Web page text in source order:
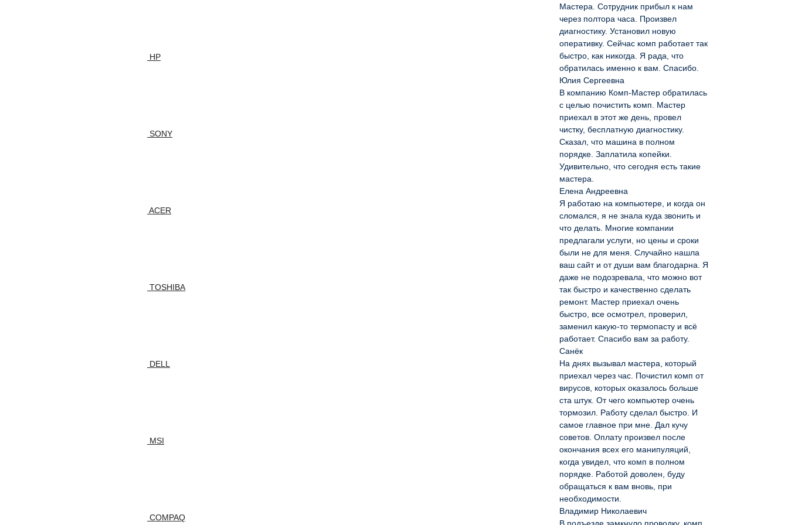
HP
SONY
ACER
TOSHIBA
DELL
MSI
COMPAQ
Мастера. Сотрудник прибыл к нам
через полтора часа. Произвел
диагностику. Установил новую
оперативку. Сейчас комп работает так
быстро, как никогда. Я рада, что
обратилась именно к вам. Спасибо.
Юлия Сергеевна
В компанию Комп-Мастер обратилась
с целью почистить комп. Мастер
приехал в этот же день, провел
чистку, бесплатную диагностику.
Сказал, что машина в полном
порядке. Заплатила копейки.
Удивительно, что сегодня есть такие
мастера.
Елена Андреевна
Я работаю на компьютере, и когда он
сломался, я не знала куда звонить и
что делать. Многие компании
предлагали услуги, но цены и сроки
были не для меня. Случайно нашла
ваш сайт и от души вам благодарна. Я
даже не подозревала, что можно вот
так быстро и качественно сделать
ремонт. Мастер приехал очень
быстро, все осмотрел, проверил,
заменил какую-то термопасту и всё
работает. Спасибо вам за работу.
Санёк
На днях вызывал мастера, который
приехал через час. Почистил комп от
вирусов, которых оказалось больше
ста штук. От чего компьютер очень
тормозил. Работу сделал быстро. И
самое главное при мне. Дал кучу
советов. Оплату произвел после
окончания всех его манипуляций,
когда увидел, что комп в полном
порядке. Работой доволен, буду
обращаться к вам вновь, при
необходимости.
Владимир Николаевич